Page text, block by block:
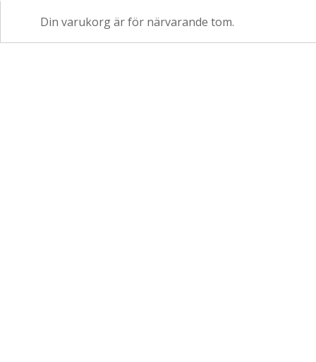
Din varukorg är för närvarande tom.